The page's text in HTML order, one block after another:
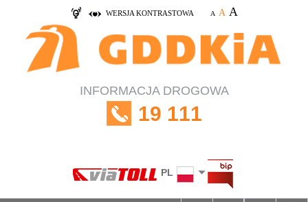
WERSJA KONTRASTOWA A A A
INFORMACJA DROGOWA
19 111
PL